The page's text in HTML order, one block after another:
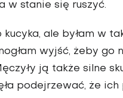
w stanie się ruszyć.
ale byłam w
wyjść, żeby go
ją także silne
podejrzewać, że ich